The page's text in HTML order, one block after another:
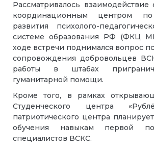
Рассматривалось
координационным центром
развития психолого-
системе образования РФ (ФКЦ
ходе встречи поднимался вопрос
сопровождения добровольцев
работы в штабах
гуманитарной помощи.
Кроме того, в рамках
Студенческого центра
патриотического центра
обучения навыкам первой
специалистов ВСКС.